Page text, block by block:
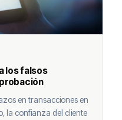
los falsos
en transacciones en
la confianza del cliente